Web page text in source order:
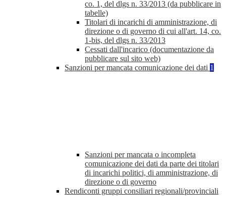
co. 1, del dlgs n. 33/2013 (da pubblicare in
tabelle)
Titolari di incarichi di amministrazione, di
direzione o di governo di cui all'art. 14, co.
1-bis, del dlgs n. 33/2013
Cessati dall'incarico (documentazione da
pubblicare sul sito web)
Sanzioni per mancata comunicazione dei dati 1
Sanzioni per mancata o incompleta
comunicazione dei dati da parte dei titolari
di incarichi politici, di amministrazione, di
direzione o di governo
Rendiconti gruppi consiliari regionali/provinciali